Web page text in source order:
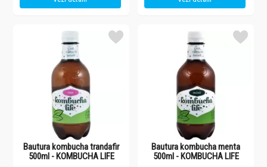
Bautura kombucha trandafir
500ml - KOMBUCHA LIFE
Bautura kombucha menta
500ml - KOMBUCHA LIFE